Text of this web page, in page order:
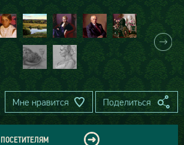
Мне нравится Поделиться
ПОСЕТИТЕЛЯМ